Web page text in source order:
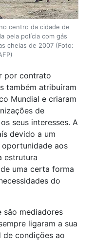
centro da cidade de
pela polícia com gás
cheias de 2007 (Foto:
por contrato
também atribuíram
Mundial e criaram
de
seus interesses. A
devido a um
aos
estrutura
uma certa forma
do
são mediadores
ligaram a sua
de condições ao